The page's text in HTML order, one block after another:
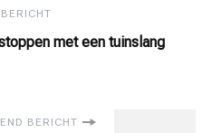
met een tuinslang
BERICHT